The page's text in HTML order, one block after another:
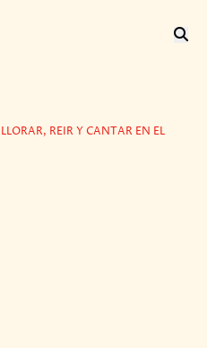
REIR Y CANTAR EN EL